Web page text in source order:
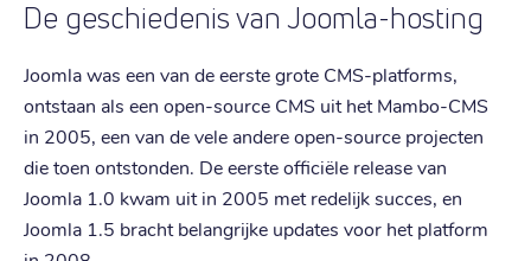
De geschiedenis van Joomla-hosting
Joomla was een van de eerste grote CMS-platforms,
ontstaan als een open-source CMS uit het Mambo-CMS
in 2005, een van de vele andere open-source projecten
die toen ontstonden. De eerste officiële release van
Joomla 1.0 kwam uit in 2005 met redelijk succes, en
Joomla 1.5 bracht belangrijke updates voor het platform